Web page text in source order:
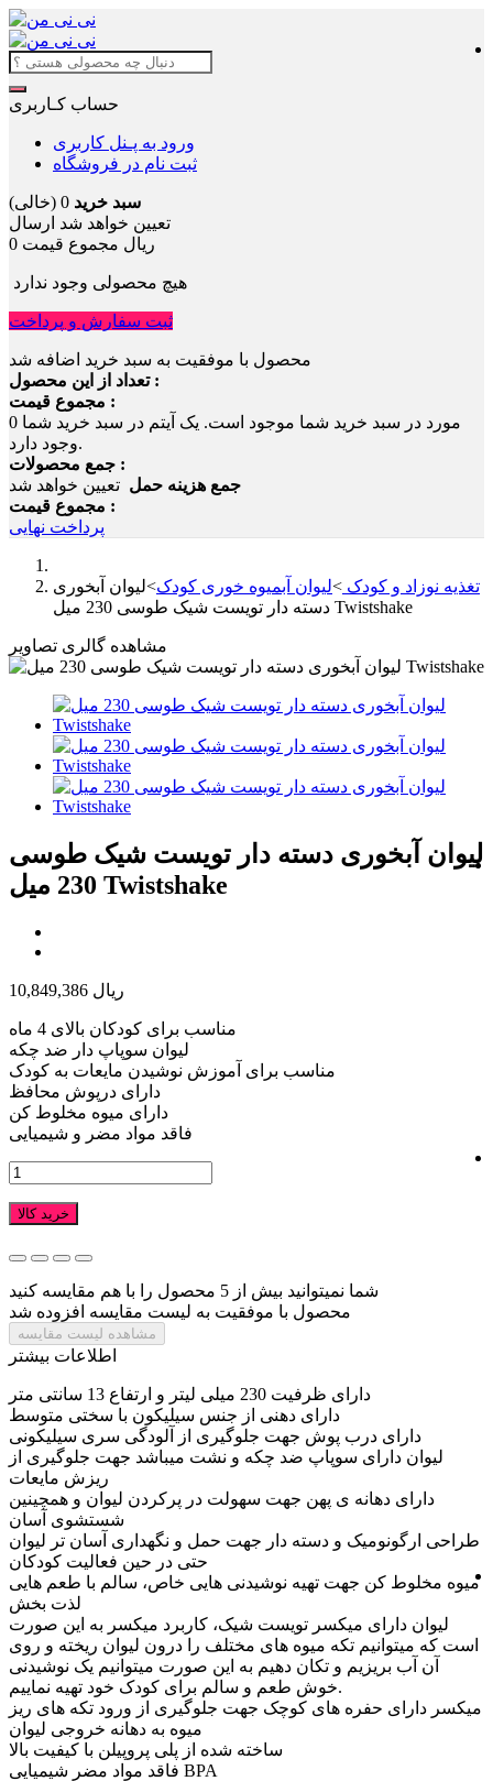
حساب کـاربری
ورود به پـنل کاربری
ثبت نام در فروشگاه
سبد خرید 0 (خالی)
تعیین خواهد شد ارسال
0 ریال مجموع قیمت
هیچ محصولی وجود ندارد
ثبت سفارش و پرداخت
محصول با موفقیت به سبد خرید اضافه شد
تعداد از این محصول :
مجموع قیمت :
0
مورد در سبد خرید شما موجود است. یک آیتم در سبد خرید شما
وجود دارد.
جمع محصولات :
جمع هزینه حمل تعیین خواهد شد
مجموع قیمت :
پرداخت نهایی
تغذیه نوزاد و کودک >لیوان آبمیوه خوری کودک>لیوان آبخوری
دسته دار تویست شیک طوسی 230 میل Twistshake
مشاهده گالری تصاویر
لیوان آبخوری دسته دار تویست شیک طوسی
230 میل Twistshake
10,849,386 ریال
مناسب برای کودکان بالای 4 ماه
لیوان سوپاپ دار ضد چکه
مناسب برای آموزش نوشیدن مایعات به کودک
دارای درپوش محافظ
دارای میوه مخلوط کن
فاقد مواد مضر و شیمیایی
خرید کالا
شما نمیتوانید بیش از 5 محصول را با هم مقایسه کنید
محصول با موفقیت به لیست مقایسه افزوده شد
مشاهده لیست مقایسه
اطلاعات بیشتر
دارای ظرفیت 230 میلی لیتر و ارتفاع 13 سانتی متر
دارای دهنی از جنس سیلیکون با سختی متوسط
دارای درب پوش جهت جلوگیری از آلودگی سری سیلیکونی
لیوان دارای سوپاپ ضد چکه و نشت میباشد جهت جلوگیری از
ریزش مایعات
دارای دهانه ی پهن جهت سهولت در پرکردن لیوان و همچینین
شستشوی آسان
طراحی ارگونومیک و دسته دار جهت حمل و نگهداری آسان تر لیوان
حتی در حین فعالیت کودکان
میوه مخلوط کن جهت تهیه نوشیدنی هایی خاص، سالم با طعم هایی
لذت بخش
لیوان دارای میکسر تویست شیک، کاربرد میکسر به این صورت
است که میتوانیم تکه میوه های مختلف را درون لیوان ریخته و روی
آن آب بریزیم و تکان دهیم به این صورت میتوانیم یک نوشیدنی
خوش طعم و سالم برای کودک خود تهیه نماییم.
میکسر دارای حفره های کوچک جهت جلوگیری از ورود تکه های ریز
میوه به دهانه خروجی لیوان
ساخته شده از پلی پروپیلن با کیفیت بالا
فاقد مواد مضر شیمیایی BPA